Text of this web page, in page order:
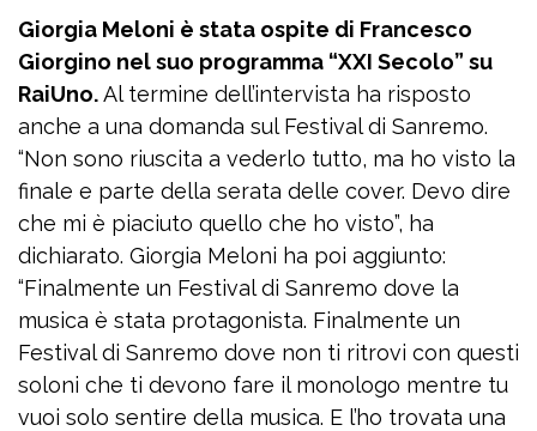
Giorgia Meloni è stata ospite di Francesco
Giorgino nel suo programma “XXI Secolo” su
RaiUno.Al termine dell’intervista ha risposto
anche a una domanda sul Festival di Sanremo.
“Non sono riuscita a vederlo tutto, ma ho visto la
finale e parte della serata delle cover. Devo dire
che mi è piaciuto quello che ho visto”, ha
dichiarato. Giorgia Meloni ha poi aggiunto:
“Finalmente un Festival di Sanremo dove la
musica è stata protagonista. Finalmente un
Festival di Sanremo dove non ti ritrovi con questi
soloni che ti devono fare il monologo mentre tu
vuoi solo sentire della musica. E l’ho trovata una